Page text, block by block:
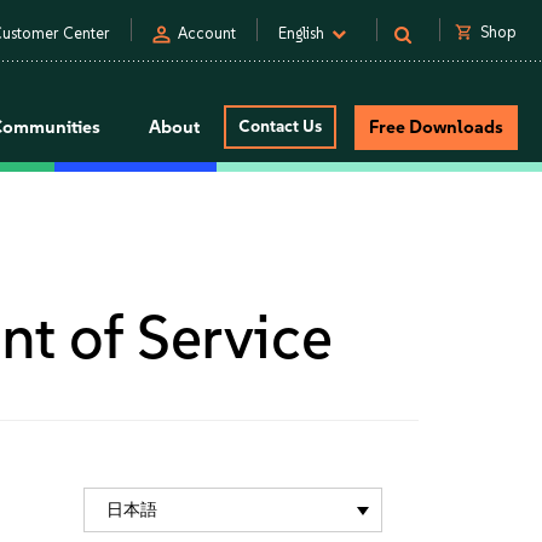
Center person Account English shopping_cart Shop
About Contact Us Free Downloads
of Service
日本語